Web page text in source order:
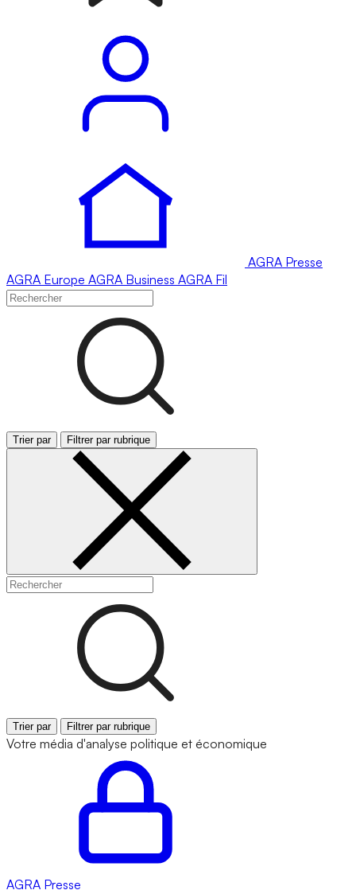
AGRA Presse
AGRA Europe AGRA Business AGRA Fil
Trier par Filtrer par rubrique
Trier par Filtrer par rubrique
Votre média d'analyse politique et économique
AGRA Presse